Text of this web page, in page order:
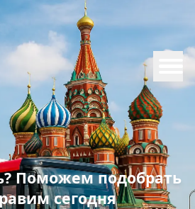
Поможем подобрать
сегодня
Меню
Главная
Каталог
Марки
Информация